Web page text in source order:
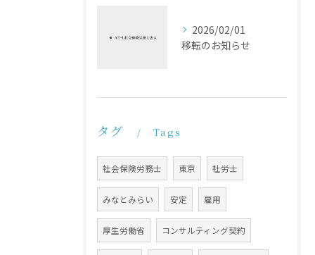
2026/02/01
移転のお知らせ
タグ Tags
社会保険労務士 東京 社労士
みなとみらい 安定 雇用
厚生労働省 コンサルティング契約